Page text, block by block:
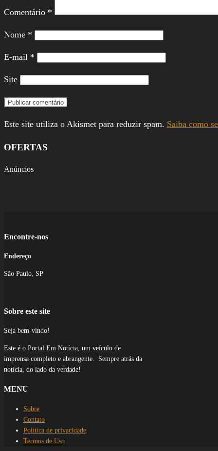
Comentário *
Nome *
E-mail *
Site
Este site utiliza o Akismet para reduzir spam. Saiba como
OFERTAS
Anúncios
Encontre-nos
Endereço
São Paulo, SP
Sobre este site
Seja bem-vindo!
Este é o Portal Em Notícia, um veículo de
imprensa completo e abrangente. Sempre atrás da
notícia, do lado da verdade!
MENU
Sobre
Contato
Política de privacidade
Termos de Uso